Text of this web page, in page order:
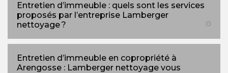
Entretien d’immeuble : quels sont les services
proposés par l’entreprise Lamberger
nettoyage ?
Entretien d’immeuble en copropriété à
Arengosse : Lamberger nettoyage vous